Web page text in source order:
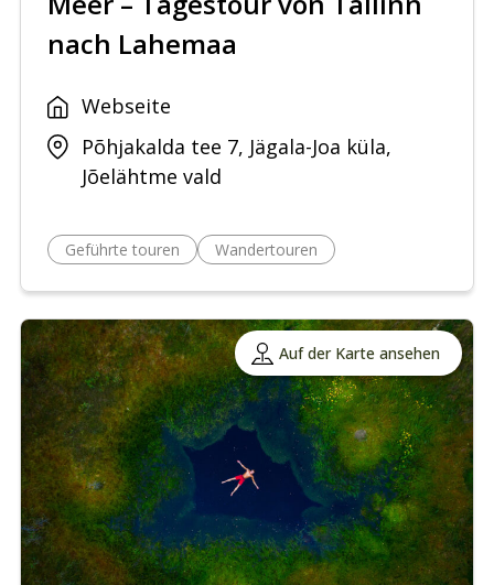
nach Lahemaa
Webseite
Põhjakalda tee 7, Jägala-Joa küla,
Jõelähtme vald
Geführte touren Wandertouren
Auf der Karte ansehen